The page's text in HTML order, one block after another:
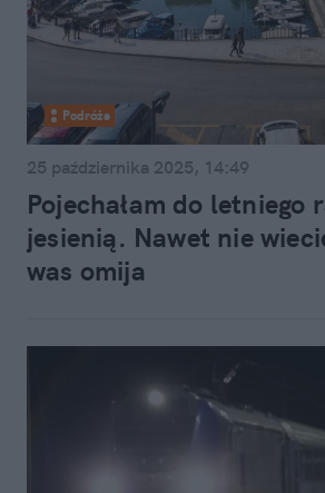
Podróże
25 października 2025, 14:49
Pojechałam do letniego
jesienią. Nawet nie
was omija